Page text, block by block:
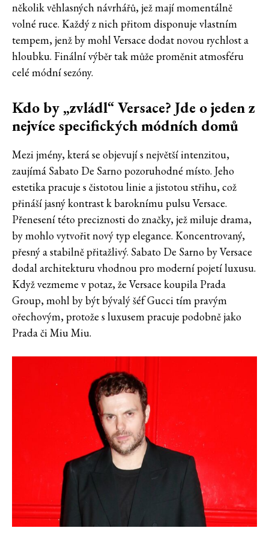
několik věhlasných návrhářů, jež mají momentálně
volné ruce. Každý z nich přitom disponuje vlastním
tempem, jenž by mohl Versace dodat novou rychlost a
hloubku. Finální výběr tak může proměnit atmosféru
celé módní sezóny.
Kdo by „zvládl“ Versace? Jde o jeden z
nejvíce specifických módních domů
Mezi jmény, která se objevují s největší intenzitou,
zaujímá Sabato De Sarno pozoruhodné místo. Jeho
estetika pracuje s čistotou linie a jistotou střihu, což
přináší jasný kontrast k baroknímu pulsu Versace.
Přenesení této preciznosti do značky, jež miluje drama,
by mohlo vytvořit nový typ elegance. Koncentrovaný,
přesný a stabilně přitažlivý. Sabato De Sarno by Versace
dodal architekturu vhodnou pro moderní pojetí luxusu.
Když vezmeme v potaz, že Versace koupila Prada
Group, mohl by být bývalý šéf Gucci tím pravým
ořechovým, protože s luxusem pracuje podobně jako
Prada či Miu Miu.